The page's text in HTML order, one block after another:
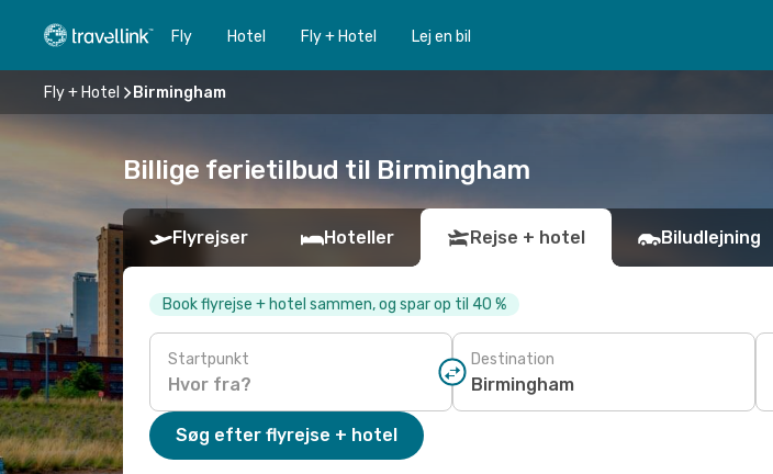
Fly Hotel Fly + Hotel Lej en bil
Fly + Hotel Birmingham
Billige ferietilbud til Birmingham
Flyrejser Hoteller Rejse + hotel Biludlejning
Book flyrejse + hotel sammen, og spar op til 40 %
Startpunkt Destination
Søg efter flyrejse + hotel